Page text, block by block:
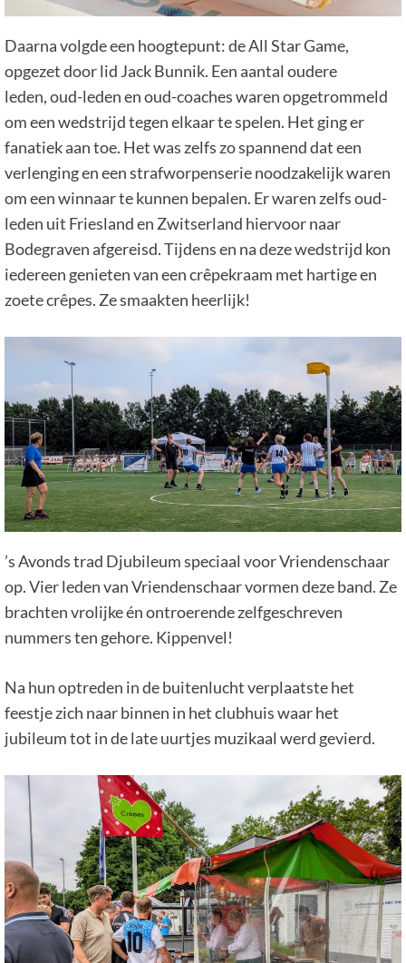
Daarna volgde een hoogtepunt: de All Star Game,
opgezet door lid Jack Bunnik. Een aantal oudere
leden, oud-leden en oud-coaches waren opgetrommeld
om een wedstrijd tegen elkaar te spelen. Het ging er
fanatiek aan toe. Het was zelfs zo spannend dat een
verlenging en een strafworpenserie noodzakelijk waren
om een winnaar te kunnen bepalen. Er waren zelfs oud-
leden uit Friesland en Zwitserland hiervoor naar
Bodegraven afgereisd. Tijdens en na deze wedstrijd kon
iedereen genieten van een crêpekraam met hartige en
zoete crêpes. Ze smaakten heerlijk!
’s Avonds trad Djubileum speciaal voor Vriendenschaar
op. Vier leden van Vriendenschaar vormen deze band. Ze
brachten vrolijke én ontroerende zelfgeschreven
nummers ten gehore. Kippenvel!
Na hun optreden in de buitenlucht verplaatste het
feestje zich naar binnen in het clubhuis waar het
jubileum tot in de late uurtjes muzikaal werd gevierd.